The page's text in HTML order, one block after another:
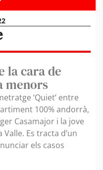
la cara de
menors
‘Quiet’ entre
100% andorrà,
Casamajor i la jove
Es tracta d’un
els casos